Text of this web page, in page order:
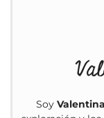
Soy